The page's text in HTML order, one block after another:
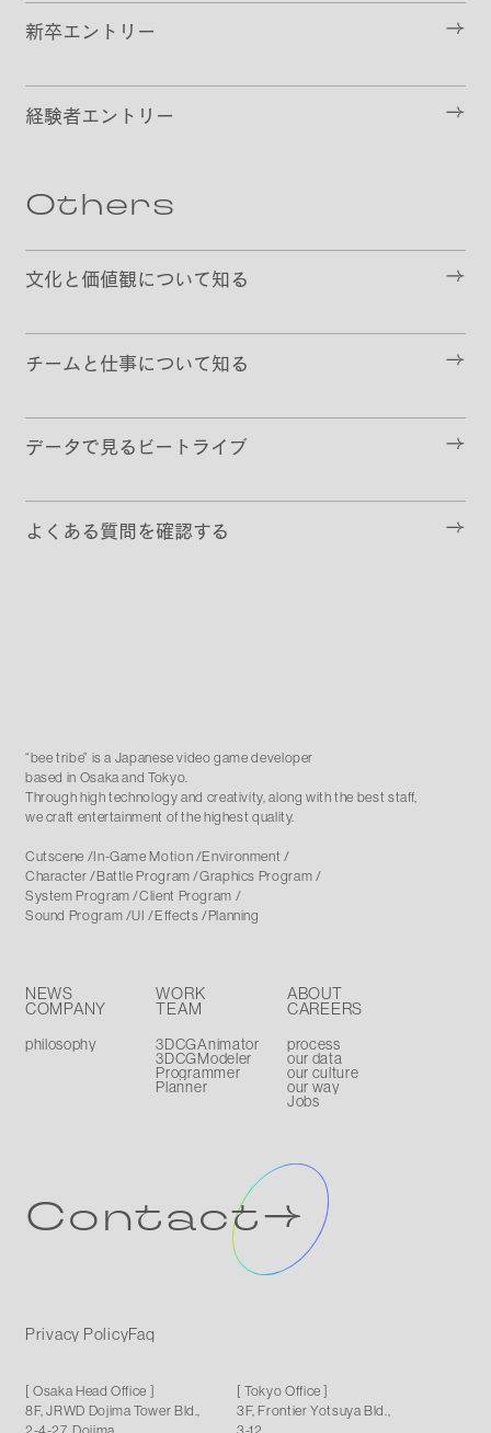
新卒エントリー
経験者エントリー
Others
文化と価値観について知る
チームと仕事について知る
データで見るビートライブ
よくある質問を確認する
“bee tribe” is a Japanese video game developer
based in Osaka and Tokyo
Through high technology and creativity, along with the best staff,
we craft entertainment of the highest quality.
Cutscene In-Game Motion Environment
Character Battle Program
Graphics Program
System Program
Client Program
Sound Program UI Effects Planning
NEWS WORK
ABOUT
COMPANY
philosophy
TEAM
3DCGAnimator
3DCGModeler
Programmer
Planner
CAREERS
process
our data
our culture
our way
Jobs
Contact
Privacy PolicyFaq
[ Osaka Head Office ]
8F, JRWD Dojima Tower Bld.,
[ Tokyo Office ]
3F, Frontier Yotsuya Bld.,